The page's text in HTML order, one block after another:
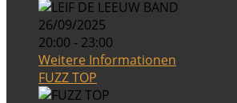
26/09/2025
20:00 - 23:00
Weitere Informationen
FUZZ TOP